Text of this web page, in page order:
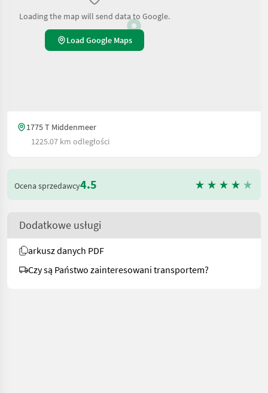
Loading the map will send data to Google.
Load Google Maps
1775 T Middenmeer
1225.07 km odległości
Ocena sprzedawcy4.5
Dodatkowe usługi
arkusz danych PDF
Czy są Państwo zainteresowani transportem?